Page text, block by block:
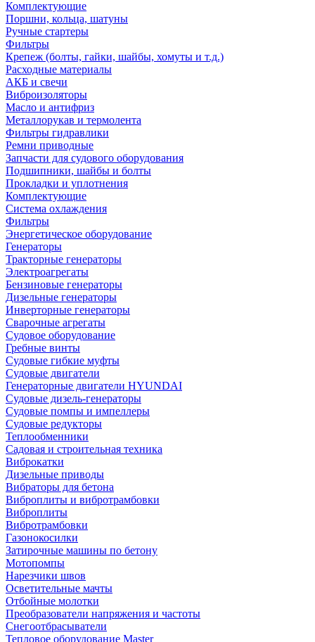
Комплектующие
Поршни, кольца, шатуны
Ручные стартеры
Фильтры
Крепеж (болты, гайки, шайбы, хомуты и т.д.)
Расходные материалы
АКБ и свечи
Виброизоляторы
Масло и антифриз
Металлорукав и термолента
Фильтры гидравлики
Ремни приводные
Запчасти для судового оборудования
Подшипники, шайбы и болты
Прокладки и уплотнения
Комплектующие
Система охлаждения
Фильтры
Энергетическое оборудование
Генераторы
Тракторные генераторы
Электроагрегаты
Бензиновые генераторы
Дизельные генераторы
Инверторные генераторы
Сварочные агрегаты
Судовое оборудование
Гребные винты
Судовые гибкие муфты
Судовые двигатели
Генераторные двигатели HYUNDAI
Судовые дизель-генераторы
Судовые помпы и импеллеры
Судовые редукторы
Теплообменники
Садовая и строительная техника
Виброкатки
Дизельные приводы
Вибраторы для бетона
Виброплиты и вибротрамбовки
Виброплиты
Вибротрамбовки
Газонокосилки
Затирочные машины по бетону
Мотопомпы
Нарезчики швов
Осветительные мачты
Отбойные молотки
Преобразователи напряжения и частоты
Снегоотбрасыватели
Тепловое оборудование Master